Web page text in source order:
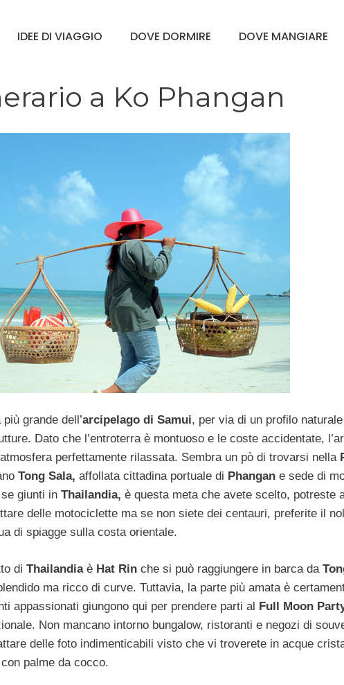
IDEE DI VIAGGIO DOVE DORMIRE DOVE MANGIARE
a Ko Phangan
grande dell’arcipelago di Samui, per via di un profilo
Dato che l’entroterra è montuoso e le coste accidentate,
perfettamente rilassata. Sembra un pò di trovarsi nella
Tong Sala, affollata cittadina portuale di Phangan e sede di
giunti in Thailandia, è questa meta che avete scelto, potreste
delle motociclette ma se non siete dei centauri, preferite il
di spiagge sulla costa orientale.
di Thailandia è Hat Rin che si può raggiungere in barca da
ma ricco di curve. Tuttavia, la parte più amata è
appassionati giungono qui per prendere parti al Full Moon
Non mancano intorno bungalow, ristoranti e negozi di
delle foto indimenticabili visto che vi troverete in acque
palme da cocco.